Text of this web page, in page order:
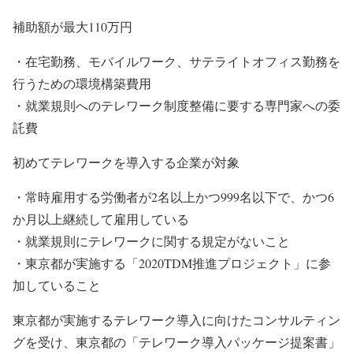
補助額が最大110万円
・在宅勤務、モバイルワーク、サテライトオフィス勤務を
行うための環境構築費用
・就業規則へのテレワーク制度整備に要する専門家への委
託費
初めてテレワークを導入する企業が対象
・常時雇用する労働者が2名以上かつ999名以下で、かつ6
か月以上継続して雇用している
・就業規則にテレワークに関する規定がないこと
・東京都が実施する「2020TDM推進プロジェクト」に参
加していること
東京都が実施するテレワーク導入に向けたコンサルティン
グを受け、東京都の「テレワーク導入パッケージ提案書」